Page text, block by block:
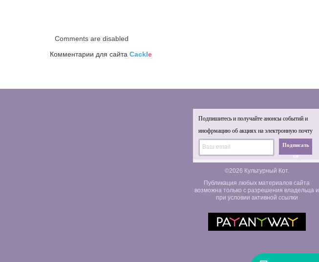
Comments are disabled
Комментарии для сайта Cackle
Подпишитесь и получайте анонсы событий и
инофрмацию об акциях на электронную почту
Подписать
ся
©2026 Культурный Кот.
Публикация любых материалов сайта
возможна только с разрешения владельца и
при условии активной ссылки